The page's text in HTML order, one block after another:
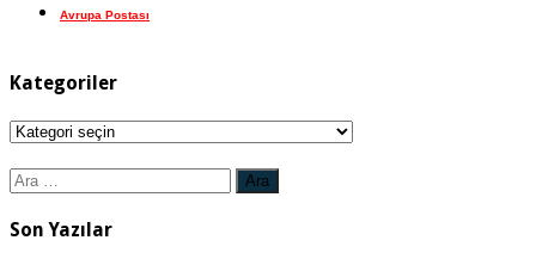
Avrupa Postası
Kategoriler
Kategoriler
Arama:
Son Yazılar